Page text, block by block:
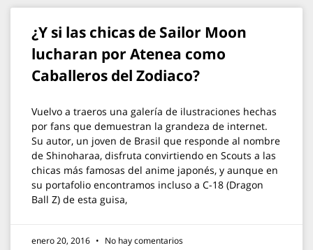
¿Y si las chicas de Sailor Moon
lucharan por Atenea como
Caballeros del Zodiaco?
Vuelvo a traeros una galería de ilustraciones hechas
por fans que demuestran la grandeza de internet.
Su autor, un joven de Brasil que responde al nombre
de Shinoharaa, disfruta convirtiendo en Scouts a las
chicas más famosas del anime japonés, y aunque en
su portafolio encontramos incluso a C-18 (Dragon
Ball Z) de esta guisa,
enero 20, 2016 No hay comentarios